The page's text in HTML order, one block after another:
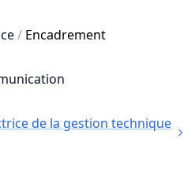
/ Encadrement
de la gestion technique